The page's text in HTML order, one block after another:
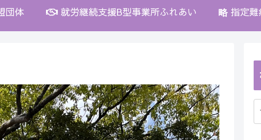
団体 就労継続支援B型事業所ふれあい 指定難